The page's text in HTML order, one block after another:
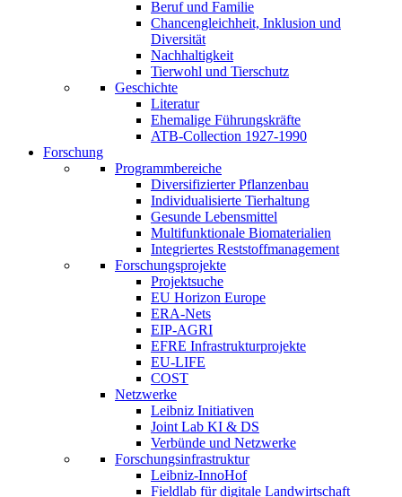
Beruf und Familie
Chancengleichheit, Inklusion und
Diversität
Nachhaltigkeit
Tierwohl und Tierschutz
Geschichte
Literatur
Ehemalige Führungskräfte
ATB-Collection 1927-1990
Forschung
Programmbereiche
Diversifizierter Pflanzenbau
Individualisierte Tierhaltung
Gesunde Lebensmittel
Multifunktionale Biomaterialien
Integriertes Reststoffmanagement
Forschungsprojekte
Projektsuche
EU Horizon Europe
ERA-Nets
EIP-AGRI
EFRE Infrastrukturprojekte
EU-LIFE
COST
Netzwerke
Leibniz Initiativen
Joint Lab KI & DS
Verbünde und Netzwerke
Forschungsinfrastruktur
Leibniz-InnoHof
Fieldlab für digitale Landwirtschaft